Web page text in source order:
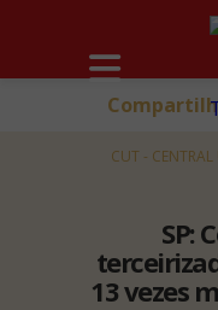
CUT -
SP:
13 vezes